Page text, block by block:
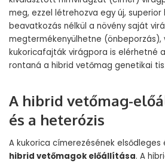
meg, ezzel létrehozva egy új, superior
beavatkozás nélkül a növény saját
megtermékenyülhetne (önbeporzás),
kukoricafajták virágpora is elérhetné
rontaná a hibrid vetőmag genetikai
A hibrid vetőmag-
és a heterózis
A kukorica címerezésének
hibrid vetőmagok előállítása. A